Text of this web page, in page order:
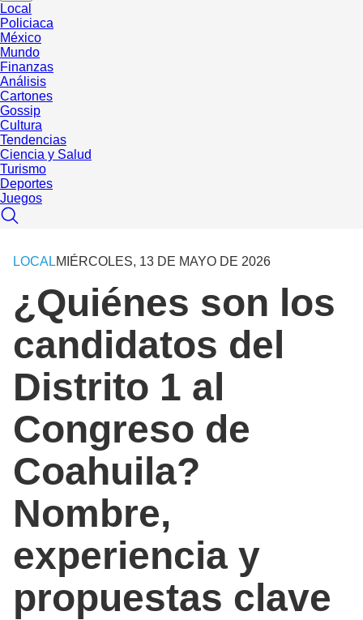
Local
Policiaca
México
Mundo
Finanzas
Análisis
Cartones
Gossip
Cultura
Tendencias
Ciencia y Salud
Turismo
Deportes
Juegos
LOCALMIÉRCOLES, 13 DE MAYO DE 2026
¿Quiénes son los
candidatos del
Distrito 1 al
Congreso de
Coahuila?
Nombre,
experiencia y
propuestas clave